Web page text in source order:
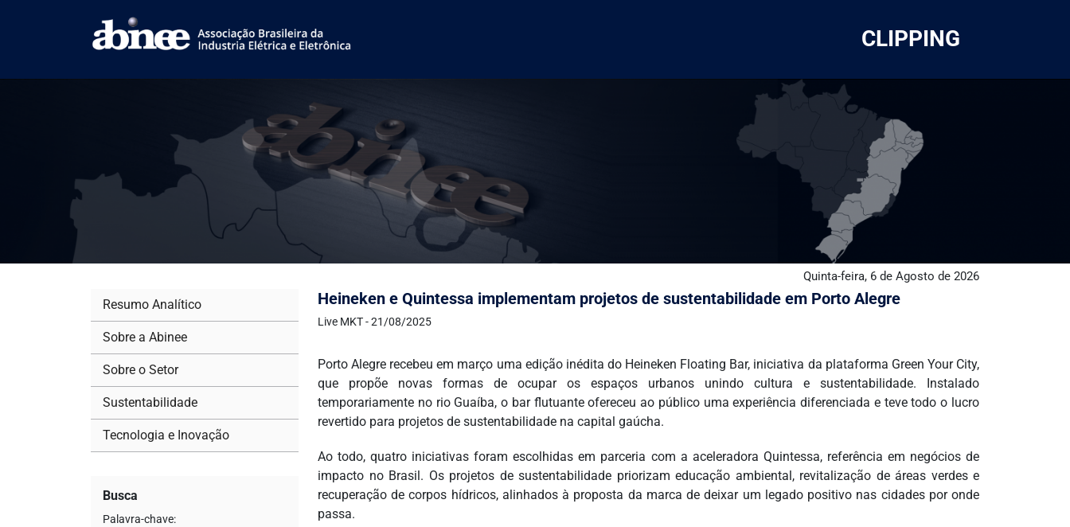
CLIPPING
Quinta-feira, 6 de Agosto de 2026
Heineken e Quintessa implementam projetos de sustentabilidade em Porto Alegre
Live MKT - 21/08/2025
Porto Alegre recebeu em março uma edição inédita do Heineken Floating Bar, iniciativa da plataforma Green Your City,
que propõe novas formas de ocupar os espaços urbanos unindo cultura e sustentabilidade. Instalado
temporariamente no rio Guaíba, o bar flutuante ofereceu ao público uma experiência diferenciada e teve todo o lucro
revertido para projetos de sustentabilidade na capital gaúcha.
Ao todo, quatro iniciativas foram escolhidas em parceria com a aceleradora Quintessa, referência em negócios de
impacto no Brasil. Os projetos de sustentabilidade priorizam educação ambiental, revitalização de áreas verdes e
recuperação de corpos hídricos, alinhados à proposta da marca de deixar um legado positivo nas cidades por onde
passa.
Resumo Analítico
Sobre a Abinee
Sobre o Setor
Sustentabilidade
Tecnologia e Inovação
Busca
Palavra-chave: